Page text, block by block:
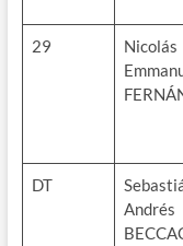
29
Nicolás
DT
Andrés